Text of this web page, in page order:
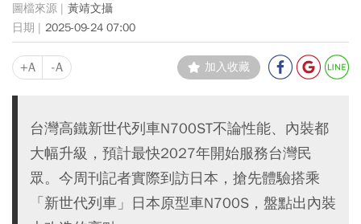
黃靖文攝
2025-09-24 07:00
+A -A 加入收藏
台灣高鐵新世代列車N700ST不論性能、內裝都
大幅升級，預計最快2027年開始服務台灣民
眾。今周刊記者實際到訪日本，搶先體驗搭乘
「新世代列車」日本原型車N700S，盤點出內裝